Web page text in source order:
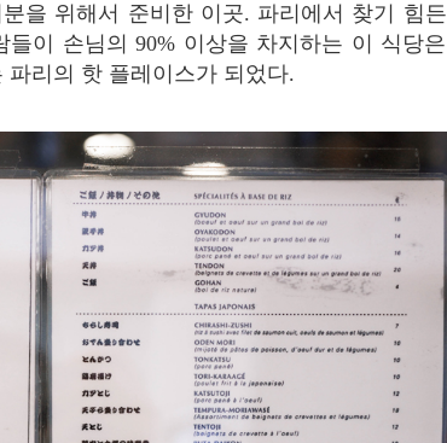
을 위해서 준비한 이곳. 파리에서 찾기 힘든
들이 손님의 90% 이상을 차지하는 이 식당은
파리의 핫 플레이스가 되었다.